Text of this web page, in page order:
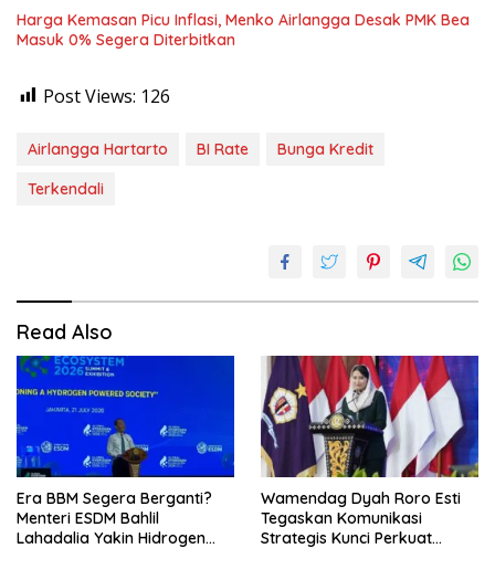
Harga Kemasan Picu Inflasi, Menko Airlangga Desak PMK Bea
Masuk 0% Segera Diterbitkan
Post Views: 126
Airlangga Hartarto BI Rate
Bunga Kredit
Terkendali
Read Also
Era BBM Segera Berganti?
Menteri ESDM Bahlil
Lahadalia Yakin Hidrogen
Wamendag Dyah Roro Esti
Tegaskan Komunikasi
Strategis Kunci Perkuat